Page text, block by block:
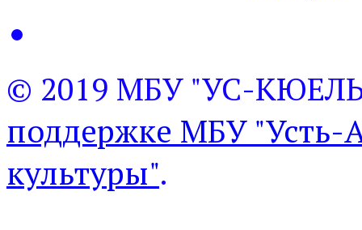
© 2019 МБУ "УС-
поддержке МБУ "Усть-
культуры".